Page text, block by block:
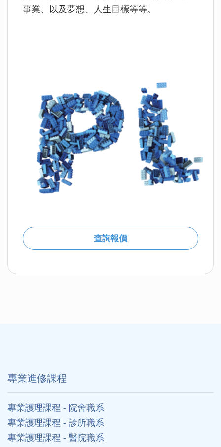
事業、以及夢想、人生目標等等。
查詢報價
專業進修課程
專業護理課程 - 院舍職系
專業護理課程 - 診所職系
專業護理課程 - 醫院職系